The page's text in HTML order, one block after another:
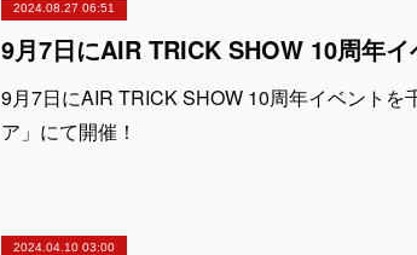
2024.08.27 06:51
9月7日にAIR TRICK SHOW 10周年イベントを
ア」にて開催！
2024.04.10 03:00